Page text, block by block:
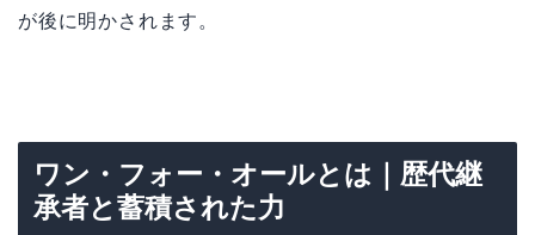
が後に明かされます。
ワン・フォー・オールとは｜歴代継
承者と蓄積された力